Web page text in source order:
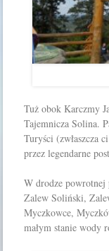
Tuż obok Karczmy
Tajemnicza Solina.
Turyści (zwłaszcza
przez legendarne
W drodze powrotnej
Zalew Soliński,
Myczkowce,
małym stanie wody